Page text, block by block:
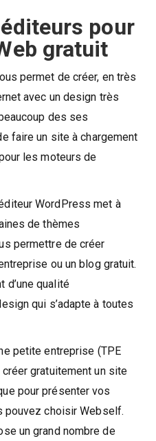
pour
gratuit
permet de créer, en très
avec un design très
des ses
faire un site à chargement
les moteurs de
WordPress met à
de thèmes
permettre de créer
ou un blog gratuit.
qualité
qui s’adapte à toutes
petite entreprise (TPE
gratuitement un site
pour présenter vos
pouvez choisir Webself.
un grand nombre de